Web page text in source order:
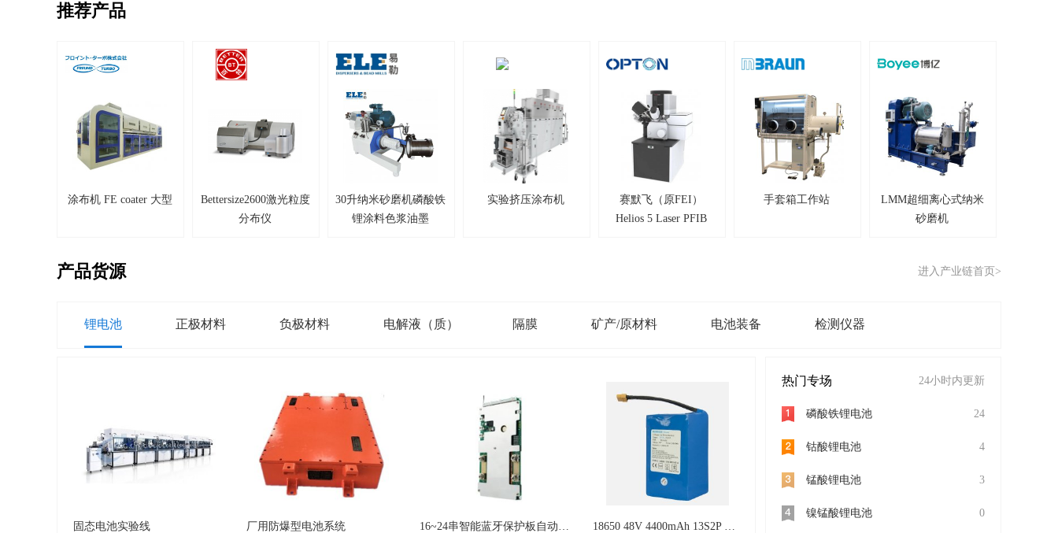
推荐产品
涂布机 FE coater 大型
Bettersize2600激光粒度
分布仪
30升纳米砂磨机磷酸铁
锂涂料色浆油墨
实验挤压涂布机
赛默飞（原FEI）
Helios 5 Laser PFIB
手套箱工作站
LMM超细离心式纳米
砂磨机
产品货源 进入产业链首页 >
锂电池 正极材料 负极材料 电解液（质） 隔膜 矿产/原材料 电池装备 检测仪器
固态电池实验线 厂用防爆型电池系统 16~24串智能蓝牙保护板自动识别串数 18650 48V 4400mAh 13S2P 滑板车锂电池组
热门专场 24小时内更新
磷酸铁锂电池 24
钴酸锂电池 4
锰酸锂电池 3
镍锰酸锂电池 0